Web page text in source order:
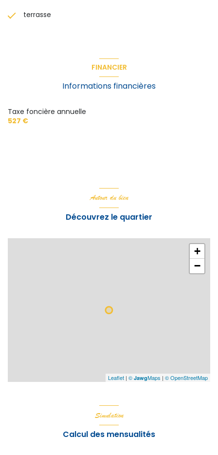
terrasse
FINANCIER
Informations financières
Taxe foncière annuelle
527 €
Autour du bien
Découvrez le quartier
+
−
Leaflet | © JawgMaps | © OpenStreetMap
Simulation
Calcul des mensualités